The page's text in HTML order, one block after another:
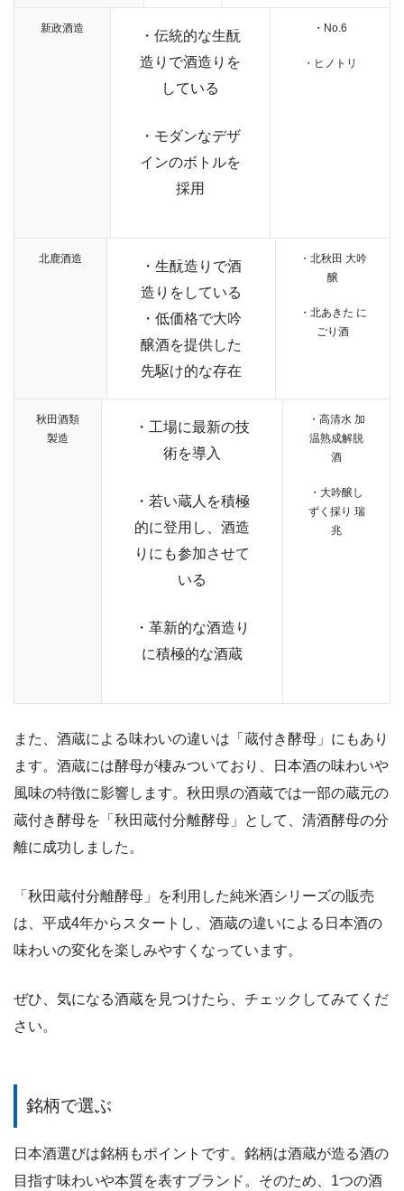
新政酒造
・伝統的な生酛
造りで酒造りを
している
・モダンなデザ
インのボトルを
採用
・No.6
・ヒノトリ
北鹿酒造
・生酛造りで酒
造りをしている
・低価格で大吟
醸酒を提供した
先駆け的な存在
・北秋田 大吟
醸
・北あきた に
ごり酒
秋田酒類
製造
・工場に最新の技
術を導入
・若い蔵人を積極
的に登用し、酒造
りにも参加させて
いる
・革新的な酒造り
に積極的な酒蔵
・高清水 加
温熟成解脱
酒
・大吟醸し
ずく採り 瑞
兆
また、酒蔵による味わいの違いは「蔵付き酵母」にもあり
ます。酒蔵には酵母が棲みついており、日本酒の味わいや
風味の特徴に影響します。秋田県の酒蔵では一部の蔵元の
蔵付き酵母を「秋田蔵付分離酵母」として、清酒酵母の分
離に成功しました。
「秋田蔵付分離酵母」を利用した純米酒シリーズの販売
は、平成4年からスタートし、酒蔵の違いによる日本酒の
味わいの変化を楽しみやすくなっています。
ぜひ、気になる酒蔵を見つけたら、チェックしてみてくだ
さい。
銘柄で選ぶ
日本酒選びは銘柄もポイントです。銘柄は酒蔵が造る酒の
目指す味わいや本質を表すブランド。そのため、1つの酒